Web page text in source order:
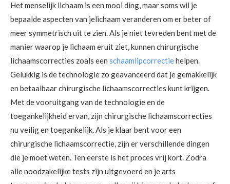
Het menselijk lichaam is een mooi ding, maar soms wil je
bepaalde aspecten van jelichaam veranderen om er beter of
meer symmetrisch uit te zien. Als je niet tevreden bent met de
manier waarop je lichaam eruit ziet, kunnen chirurgische
lichaamscorrecties zoals een schaamlipcorrectiehelpen.
Gelukkig is de technologie zo geavanceerd dat je gemakkelijk
en betaalbaar chirurgische lichaamscorrecties kunt krijgen.
Met de vooruitgang van de technologie en de
toegankelijkheid ervan, zijn chirurgische lichaamscorrecties
nu veilig en toegankelijk. Als je klaar bent voor een
chirurgische lichaamscorrectie, zijn er verschillende dingen
die je moet weten. Ten eerste is het proces vrij kort. Zodra
alle noodzakelijke tests zijn uitgevoerd en je arts